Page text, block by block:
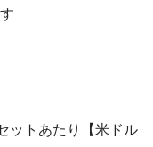
ットあたり【米ドル